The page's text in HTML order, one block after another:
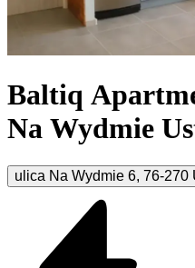
Baltiq
Na Wydmie
ulica Na Wydmie 6, 76-270